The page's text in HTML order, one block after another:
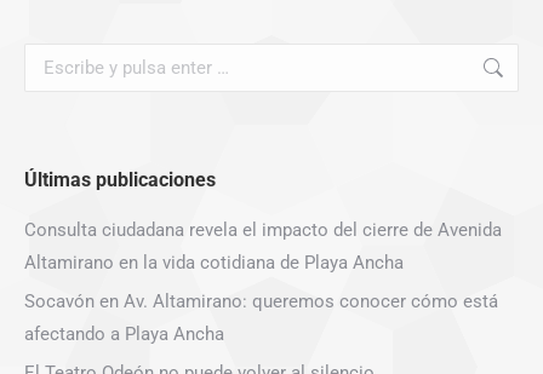
Buscar:
Últimas publicaciones
Consulta ciudadana revela el impacto del cierre de Avenida
Altamirano en la vida cotidiana de Playa Ancha
Socavón en Av. Altamirano: queremos conocer cómo está
afectando a Playa Ancha